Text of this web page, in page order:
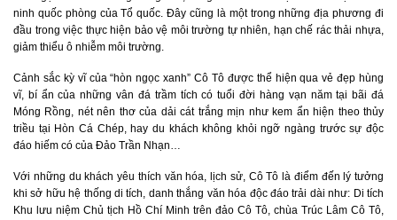
ninh quốc phòng của Tổ quốc. Đây cũng là một trong những địa phương đi
đầu trong việc thực hiện bảo vệ môi trường tự nhiên, hạn chế rác thải nhựa,
giảm thiểu ô nhiễm môi trường.
Cảnh sắc kỳ vĩ của “hòn ngọc xanh” Cô Tô được thể hiện qua vẻ đẹp hùng
vĩ, bí ẩn của những vân đá trầm tích có tuổi đời hàng vạn năm tại bãi đá
Móng Rồng, nét nên thơ của dải cát trắng mịn như kem ẩn hiện theo thủy
triều tại Hòn Cá Chép, hay du khách không khỏi ngỡ ngàng trước sự độc
đáo hiếm có của Đảo Trần Nhạn…
Với những du khách yêu thích văn hóa, lịch sử, Cô Tô là điểm đến lý tưởng
khi sở hữu hệ thống di tích, danh thắng văn hóa độc đáo trải dài như: Di tích
Khu lưu niệm Chủ tịch Hồ Chí Minh trên đảo Cô Tô, chùa Trúc Lâm Cô Tô,